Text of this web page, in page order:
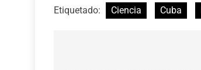
Etiquetado: Ciencia Cuba